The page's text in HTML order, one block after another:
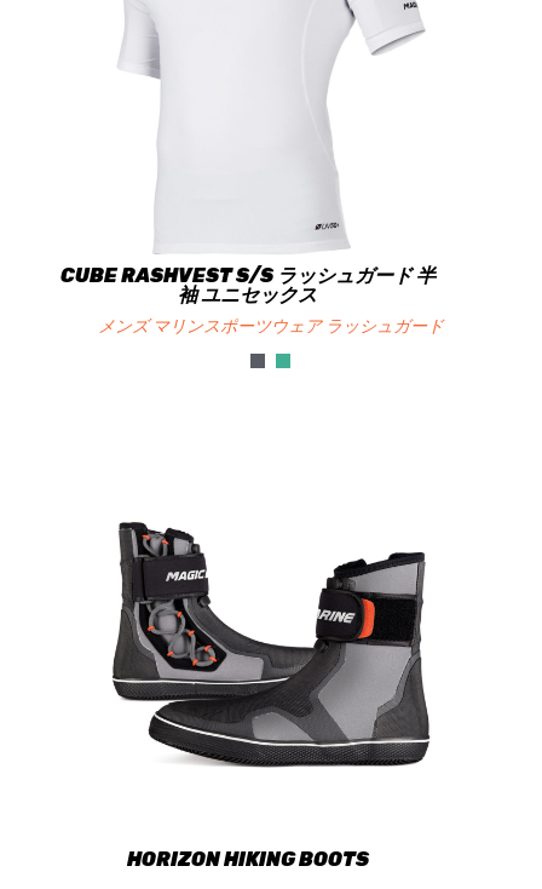
CUBE RASHVEST S/S ラッシュガード 半
袖 ユニセックス
メンズ マリンスポーツウェア ラッシュガード
HORIZON HIKING BOOTS